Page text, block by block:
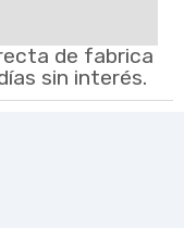
de fabrica
sin interés.